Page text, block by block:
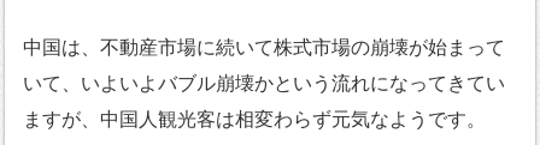
中国は、不動産市場に続いて株式市場の崩壊が始まって
いて、いよいよバブル崩壊かという流れになってきてい
ますが、中国人観光客は相変わらず元気なようです。